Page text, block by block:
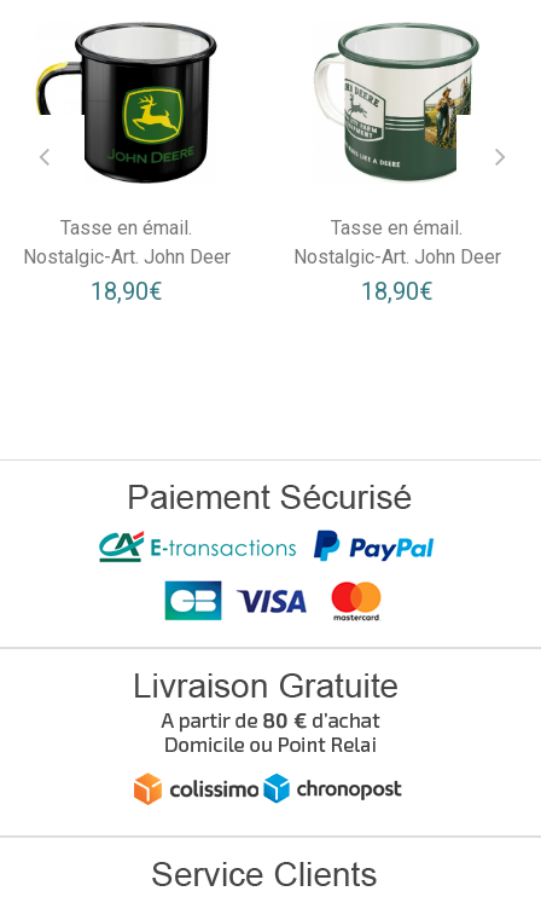
Tasse en émail.
Nostalgic-Art. John Deer
18,90€
Tasse en émail.
Nostalgic-Art. John Deer
18,90€